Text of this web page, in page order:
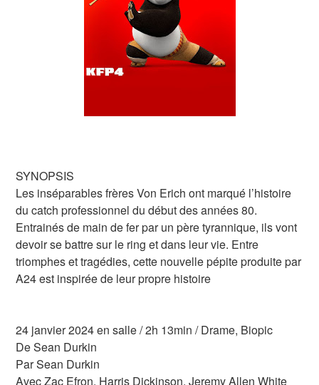
SYNOPSIS
Les inséparables frères Von Erich ont marqué l’histoire
du catch professionnel du début des années 80.
Entrainés de main de fer par un père tyrannique, ils vont
devoir se battre sur le ring et dans leur vie. Entre
triomphes et tragédies, cette nouvelle pépite produite par
A24 est inspirée de leur propre histoire
24 janvier 2024 en salle / 2h 13min / Drame, Biopic
De Sean Durkin
Par Sean Durkin
Avec Zac Efron, Harris Dickinson, Jeremy Allen White